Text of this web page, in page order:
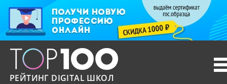
РЕЙТИНГ DIGITAL ШКОЛ